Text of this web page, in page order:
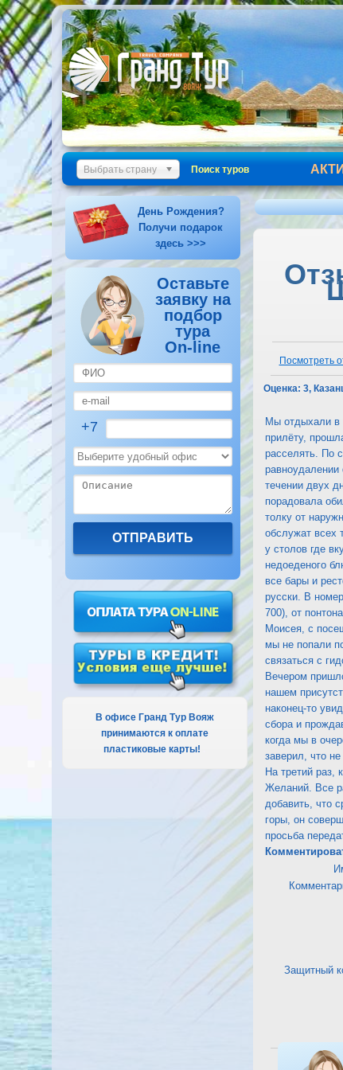
Выбрать страну Поиск туров
День Рождения?
Получи подарок
здесь >>>
Оставьте
заявку на
подбор
тура
On-line
+7
В офисе Гранд Тур Вояж
принимаются к оплате
пластиковые карты!
Посмотреть
Оценка: 3,
Мы отдыхали в
прилёту,
расселять. По
течении двух
порадовала
толку от
обслужат всех
у столов где
недоеденого
все бары и
русски. В
700), от
Моисея, с
мы не попали
связаться с
Вечером
нашем
наконец-то
сбора и
когда мы в
заверил, что
На третий раз,
Желаний. Все
добавить, что
горы, он
просьба
Защитный
Посмотреть